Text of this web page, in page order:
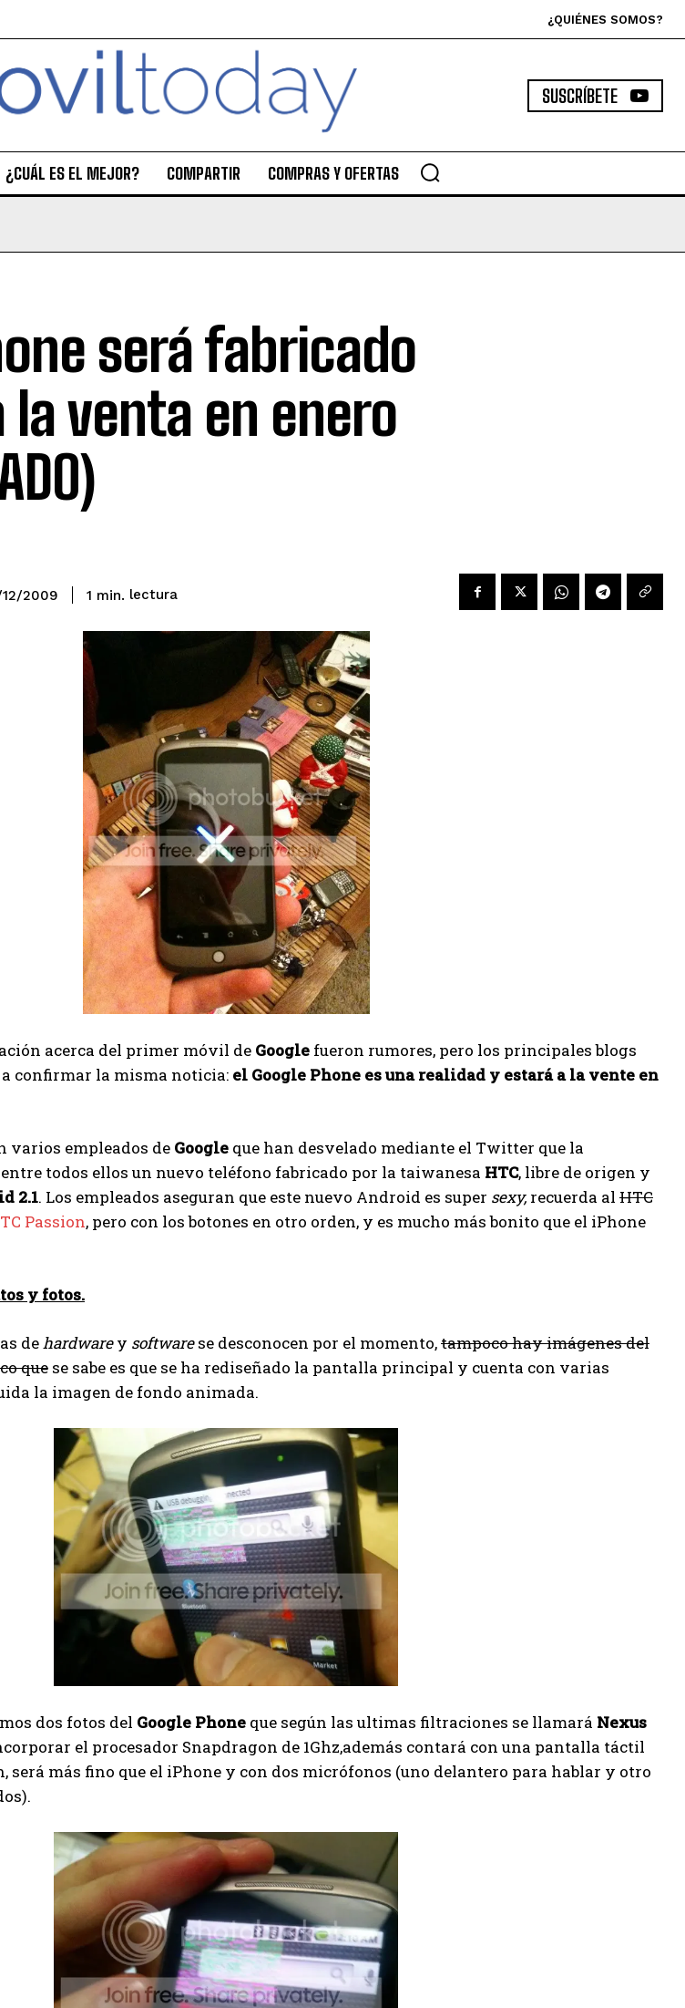
¿QUIÉNES SOMOS?
SUSCRÍBETE
¿CUÁL ES EL MEJOR? COMPARTIR COMPRAS Y OFERTAS
será fabricado
la venta en enero
12/2009 1 min. lectura
acerca del primer móvil de Google fueron rumores, pero los principales blogs
confirmar la misma noticia: el Google Phone es una realidad y estará a la vente en
varios empleados de Google que han desvelado mediante el Twitter que la
todos ellos un nuevo teléfono fabricado por la taiwanesa HTC, libre de origen y
2.1. Los empleados aseguran que este nuevo Android es super sexy, recuerda al HTC
Passion, pero con los botones en otro orden, y es mucho más bonito que el iPhone
y fotos.
dehardwarey softwarese desconocen por el momento,tampoco hay imágenes del
que se sabe es que se ha rediseñado la pantalla principal y cuenta con varias
la imagen de fondo animada.
dos fotos del Google Phone que según las ultimas filtraciones se llamará Nexus
el procesador Snapdragon de 1Ghz,además contará con una pantalla táctil
será más fino que el iPhone y con dos micrófonos (uno delantero para hablar y otro